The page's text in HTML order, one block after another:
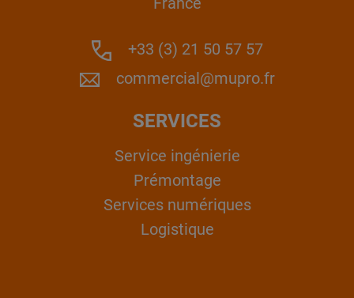
+33 (3) 21 50 57 57
commercial@mupro.fr
SERVICES
Service ingénierie
Prémontage
Services numériques
Logistique